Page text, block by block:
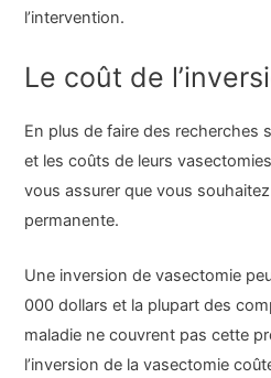
l’intervention.
Le coût de
En plus de faire des recherches
et les coûts de leurs
vous assurer que vous
permanente.
Une inversion de vasectomie
000 dollars et la plupart des
maladie ne couvrent pas cette
l’inversion de la vasectomie